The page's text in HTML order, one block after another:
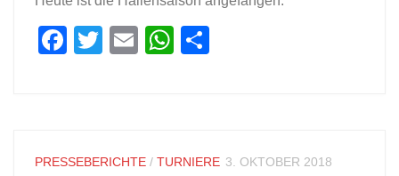
Facebook
Twitter
EmailWhatsApp
PRESSEBERICHTE / TURNIERE 3. OKTOBER 2018